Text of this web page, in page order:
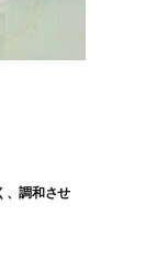
、調和させ